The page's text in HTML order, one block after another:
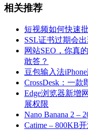
相关推荐
短视频如何快速
SSL证书过期会
网站SEO，你真
敢答？
豆包输入法
CrossDesk：一
Edge浏览器新增
展权限
Nano Banana 2 –
Catime – 800KB